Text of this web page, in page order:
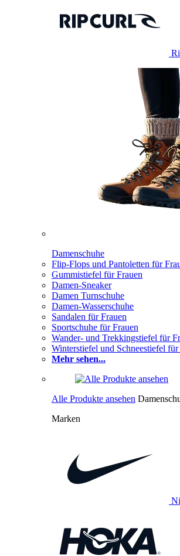
Damenschuhe
Flip-Flops und Pantoletten für
Gummistiefel für Frauen
Damen-Sneaker
Damen Turnschuhe
Damen-Wasserschuhe
Sandalen für Frauen
Sportschuhe für Frauen
Wander- und Trekkingstiefel für
Winterstiefel und Schneestiefel für
Mehr sehen...
Alle Produkte ansehen
Marken